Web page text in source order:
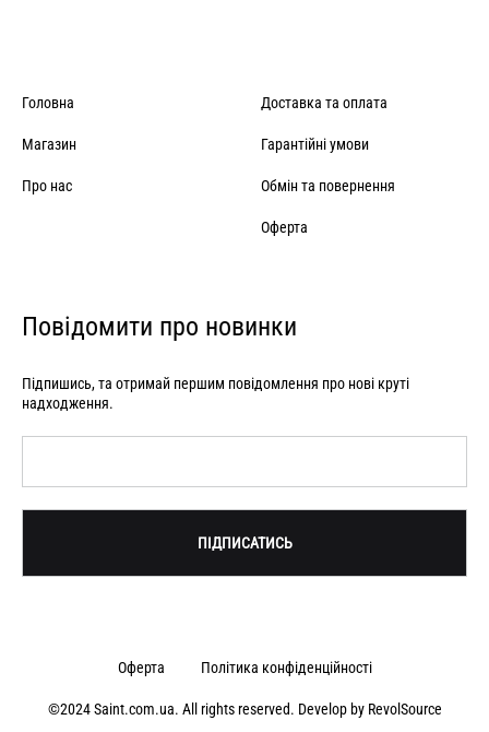
Головна
Магазин
Про нас
Доставка та оплата
Гарантійні умови
Обмін та повернення
Оферта
Повідомити про новинки
Підпишись, та отримай першим повідомлення про нові круті
надходження.
©2024 Saint.com.ua. All rights reserved. Develop by RevolSource
Оферта Політика конфіденційності